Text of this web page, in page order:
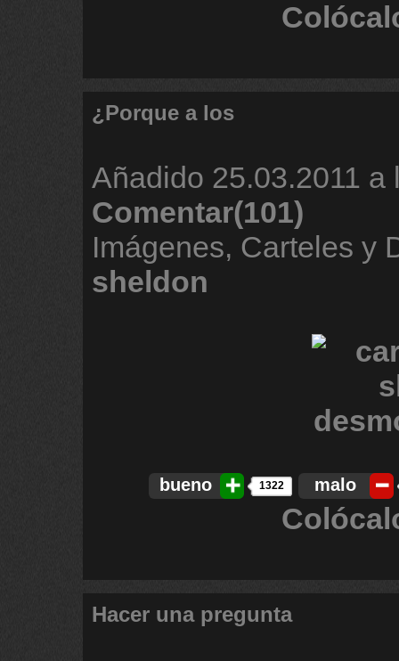
¿Porque a los
Añadido 25.03.2011 a
Comentar(101)
Imágenes, Carteles y
sheldon
bueno 1322 malo
Hacer una pregunta